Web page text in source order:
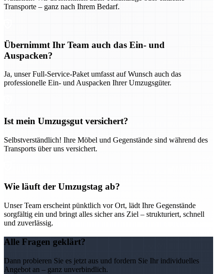
Transporte – ganz nach Ihrem Bedarf.
Übernimmt Ihr Team auch das Ein- und
Auspacken?
Ja, unser Full-Service-Paket umfasst auf Wunsch auch das
professionelle Ein- und Auspacken Ihrer Umzugsgüter.
Ist mein Umzugsgut versichert?
Selbstverständlich! Ihre Möbel und Gegenstände sind während des
Transports über uns versichert.
Wie läuft der Umzugstag ab?
Unser Team erscheint pünktlich vor Ort, lädt Ihre Gegenstände
sorgfältig ein und bringt alles sicher ans Ziel – strukturiert, schnell
und zuverlässig.
Alle Fragen geklärt?
Dann probieren Sie es jetzt aus und fordern Sie Ihr individuelles
Angebot an – ganz unverbindlich.